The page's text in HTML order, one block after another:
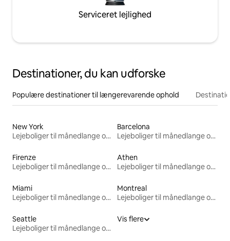
Serviceret lejlighed
Destinationer, du kan udforske
Populære destinationer til længerevarende ophold
New York
Lejeboliger til månedlange ophold
Barcelona
Lejeboliger til månedlange ophold
Firenze
Lejeboliger til månedlange ophold
Athen
Lejeboliger til månedlange ophold
Miami
Lejeboliger til månedlange ophold
Montreal
Lejeboliger til månedlange ophold
Seattle
Lejeboliger til månedlange ophold
Vis flere